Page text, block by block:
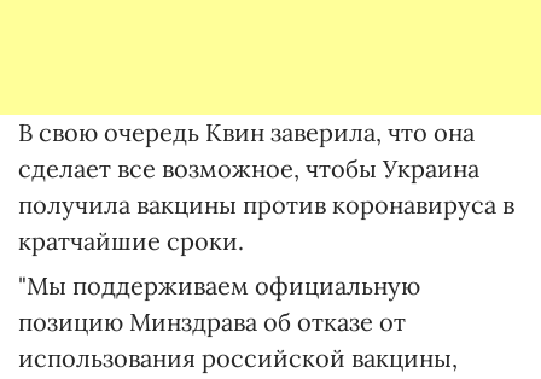
В свою очередь Квин заверила, что она
сделает все возможное, чтобы Украина
получила вакцины против коронавируса в
кратчайшие сроки.
"Мы поддерживаем официальную
позицию Минздрава об отказе от
использования российской вакцины,